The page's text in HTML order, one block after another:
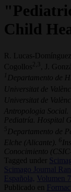
Child
R. Lucas-Domínguez
Cogollos 2,3 , J.
1 Departamento de
Universitat de
Universitat de
Antropologia
Pediatría. Hospital
5 Departamento de
Elche (Alicante). 6
Conocimiento
Tagged under
Scimago Journal
Española,
Volumen
Publicado en